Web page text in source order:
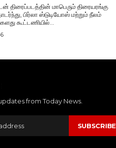
திரைப்படத்தின் மாபெரும் திரையரங்கு
பிர்லா ஸ்டுடியோஸ் மற்றும் நீலம்
கூட்டணியில்...
from Today News.
SUBSCRIBE